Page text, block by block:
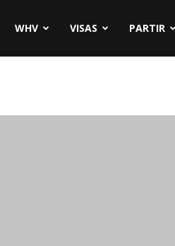
WHV VISAS PARTIR